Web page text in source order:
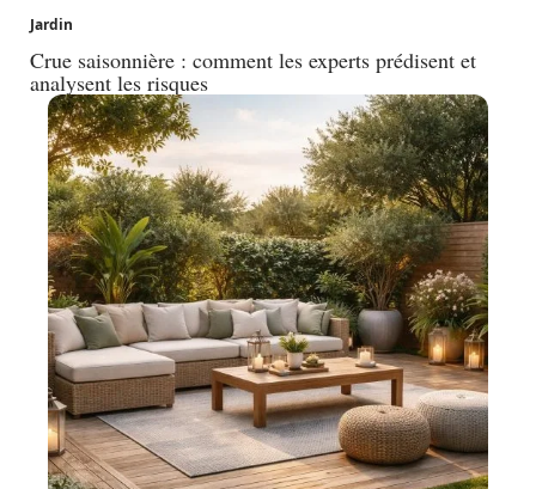
Jardin
Crue saisonnière : comment les experts prédisent et
analysent les risques